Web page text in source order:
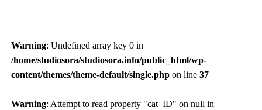
Warning: Undefined array key 0 in
/home/studiosora/studiosora.info/public_html/wp-
content/themes/theme-default/single.php on line37
Warning: Attempt to read property "cat_ID" on null in